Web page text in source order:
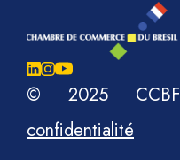
© 2025 CCBF
confidentialité